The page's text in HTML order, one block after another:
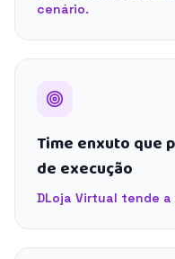
cenário.
Time enxuto que
de execução
DLoja Virtual tende